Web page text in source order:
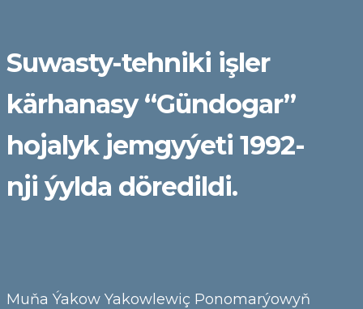
Suwasty-tehniki işler
kärhanasy “Gündogar”
hojalyk jemgyýeti 1992-
nji ýylda döredildi.
Muňa Ýakow Yakowlewiç Ponomarýowyň